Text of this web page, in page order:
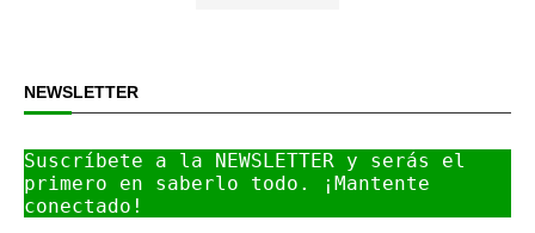
NEWSLETTER
Suscríbete a la NEWSLETTER y serás el
primero en saberlo todo. ¡Mantente
conectado!